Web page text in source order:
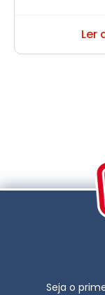
Ler
Seja o